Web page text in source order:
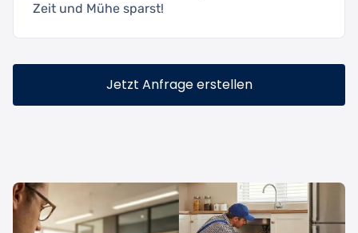
Zeit und Mühe sparst!
Jetzt Anfrage erstellen